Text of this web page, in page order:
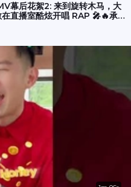
幕后花絮2: 来到旋转木马，大
直播室酷炫开唱 RAP 🎤🔥承尧
💃🕺